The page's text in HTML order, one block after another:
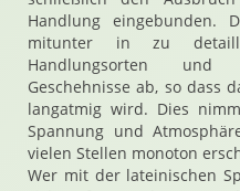
Handlung eingebunden.
mitunter in zu
Handlungsorten und
Geschehnisse ab, so dass
langatmig wird. Dies
Spannung und
vielen Stellen monoton
Wer mit der lateinischen